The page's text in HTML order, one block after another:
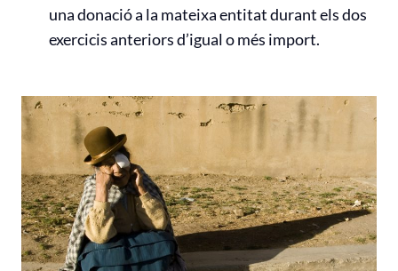
una donació a la mateixa entitat durant els dos
exercicis anteriors d’igual o més import.